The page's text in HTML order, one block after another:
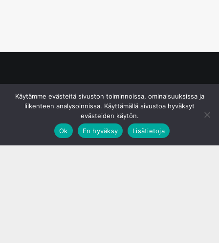
Käytämme evästeitä sivuston toiminnoissa, ominaisuuksissa ja
liikenteen analysoinnissa. Käyttämällä sivustoa hyväksyt
evästeiden käytön.
Ok
En hyväksy Lisätietoja